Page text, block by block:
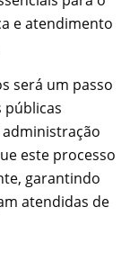
e atendimento
será um passo
públicas
administração
este processo
garantindo
atendidas de